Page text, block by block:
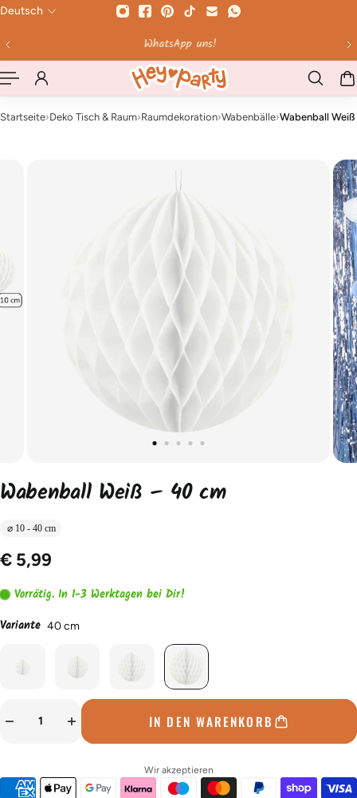
WhatsApp uns!
Deutsch
Startseite›Deko Tisch & Raum›Raumdekoration›Wabenbälle›Wabenball Weiß
Wabenball Weiß – 40 cm
⌀ 10 - 40 cm
€ 5,99
Vorrätig. In 1-3 Werktagen bei Dir!
Variante 40 cm
IN DEN WARENKORB
Wir akzeptieren